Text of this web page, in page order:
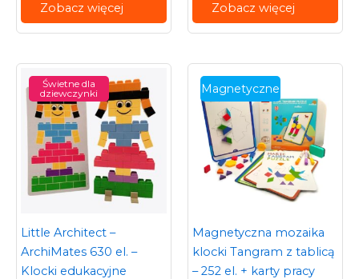
Zobacz więcej Zobacz więcej
Świetne dla
dziewczynki
Little Architect –
ArchiMates 630 el. –
Klocki edukacyjne
Magnetyczne
Magnetyczna mozaika
klocki Tangram z tablicą
– 252 el. + karty pracy